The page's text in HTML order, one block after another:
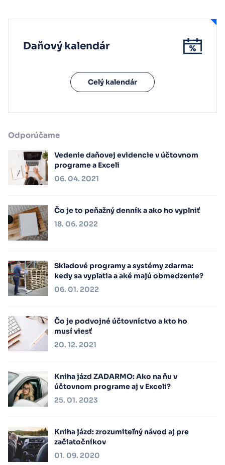
Daňový kalendár
Celý kalendár
Odporúčame
Vedenie daňovej evidencie v účtovnom
programe a Exceli
06. 04. 2021
Čo je to peňažný denník a ako ho vyplniť
18. 06. 2022
Skladové programy a systémy zdarma:
kedy sa vyplatia a aké majú obmedzenie?
06. 01. 2022
Čo je podvojné účtovníctvo a kto ho
musí viesť
20. 12. 2021
Kniha jázd ZADARMO: Ako na ňu v
účtovnom programe aj v Exceli?
25. 01. 2023
Kniha jázd: zrozumiteľný návod aj pre
začiatočníkov
01. 09. 2020